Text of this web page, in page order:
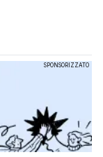
SPONSORIZZATO